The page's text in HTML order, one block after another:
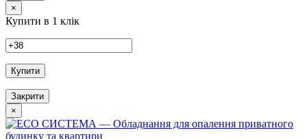
×
Купити в 1 клік
Купити
Закрити
×